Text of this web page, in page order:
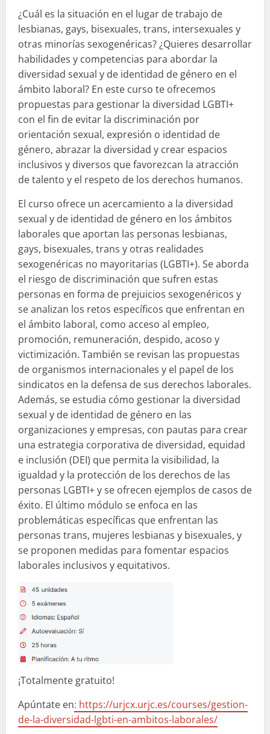
¿Cuál es la situación en el lugar de trabajo de
lesbianas, gays, bisexuales, trans, intersexuales y
otras minorías sexogenéricas? ¿Quieres desarrollar
habilidades y competencias para abordar la
diversidad sexual y de identidad de género en el
ámbito laboral? En este curso te ofrecemos
propuestas para gestionar la diversidad LGBTI+
con el fin de evitar la discriminación por
orientación sexual, expresión o identidad de
género, abrazar la diversidad y crear espacios
inclusivos y diversos que favorezcan la atracción
de talento y el respeto de los derechos humanos.
El curso ofrece un acercamiento a la diversidad
sexual y de identidad de género en los ámbitos
laborales que aportan las personas lesbianas,
gays, bisexuales, trans y otras realidades
sexogenéricas no mayoritarias (LGBTI+). Se aborda
el riesgo de discriminación que sufren estas
personas en forma de prejuicios sexogenéricos y
se analizan los retos específicos que enfrentan en
el ámbito laboral, como acceso al empleo,
promoción, remuneración, despido, acoso y
victimización. También se revisan las propuestas
de organismos internacionales y el papel de los
sindicatos en la defensa de sus derechos laborales.
Además, se estudia cómo gestionar la diversidad
sexual y de identidad de género en las
organizaciones y empresas, con pautas para crear
una estrategia corporativa de diversidad, equidad
e inclusión (DEI) que permita la visibilidad, la
igualdad y la protección de los derechos de las
personas LGBTI+ y se ofrecen ejemplos de casos de
éxito. El último módulo se enfoca en las
problemáticas específicas que enfrentan las
personas trans, mujeres lesbianas y bisexuales, y
se proponen medidas para fomentar espacios
laborales inclusivos y equitativos.
¡Totalmente gratuito!
Apúntate en: https://urjcx.urjc.es/courses/gestion-
de-la-diversidad-lgbti-en-ambitos-laborales/